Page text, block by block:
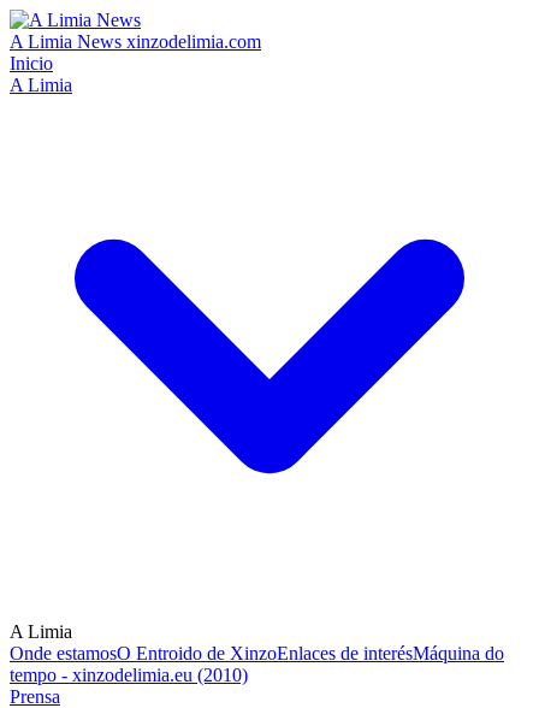
A Limia News xinzodelimia.com
Inicio
A Limia
A Limia
Onde estamosO Entroido de XinzoEnlaces de interésMáquina do
tempo - xinzodelimia.eu (2010)
Prensa